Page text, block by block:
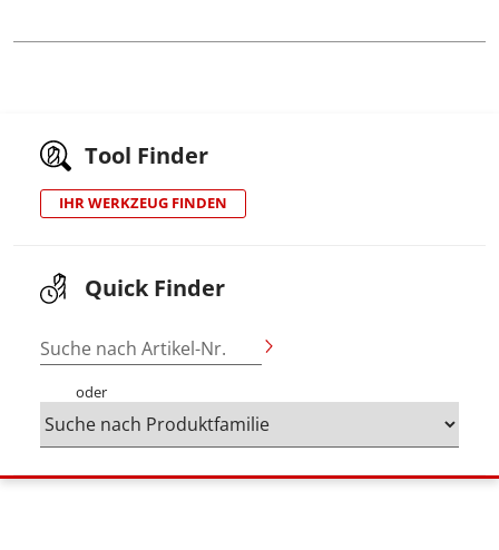
Tool Finder
IHR WERKZEUG FINDEN
Quick Finder
Suche nach Artikel-Nr.
oder